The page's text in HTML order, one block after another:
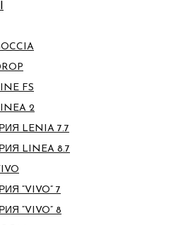
FS
2
LENIA 7.7
LINEA 8.7
“VIVO” 7
“VIVO” 8